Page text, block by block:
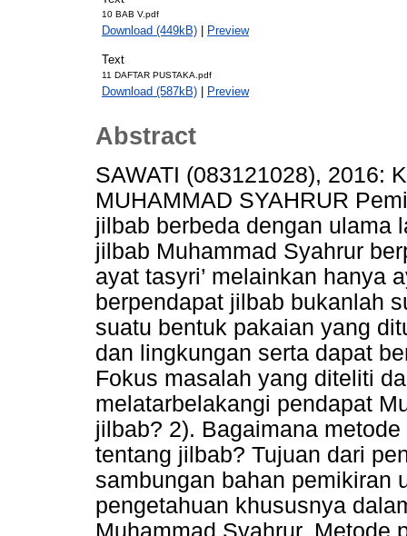
10 BAB V.pdf
Download (449kB) | Preview
Text
11 DAFTAR PUSTAKA.pdf
Download (587kB) | Preview
Abstract
SAWATI (083121028), 2016:
MUHAMMAD SYAHRUR
jilbab berbeda dengan ulama
jilbab Muhammad Syahrur
ayat tasyri’ melainkan hanya
berpendapat jilbab bukanlah
suatu bentuk pakaian yang
dan lingkungan serta dapat
Fokus masalah yang diteliti
melatarbelakangi pendapat
jilbab? 2). Bagaimana
tentang jilbab? Tujuan dari
sambungan bahan pemikiran
pengetahuan khususnya
Muhammad Syahrur. Metode